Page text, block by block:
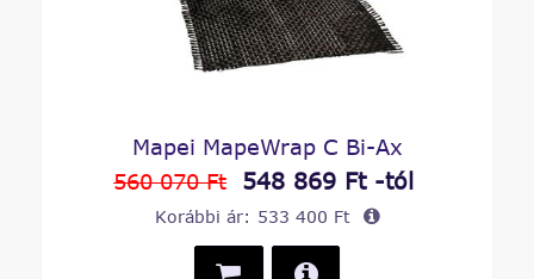
Mapei MapeWrap C Bi-Ax
560 070 Ft
548 869 Ft -tól
Korábbi ár: 533 400 Ft